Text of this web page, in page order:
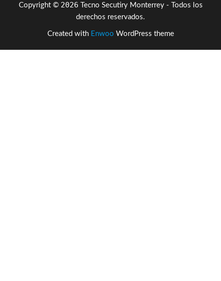
Copyright © 2026 Tecno Secutiry Monterrey - Todos los
derechos reservados.
Created with Enwoo WordPress theme